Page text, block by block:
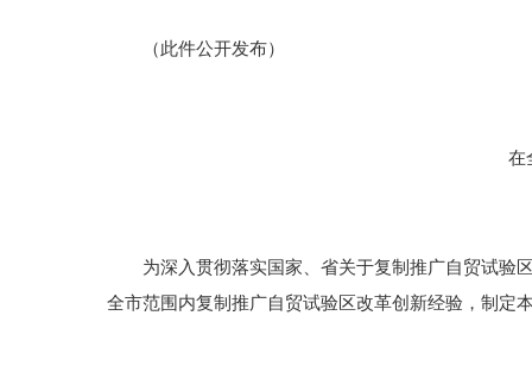
（此件公开发布）
在全
为深入贯彻落实国家、省关于复制推广自贸试验区
全市范围内复制推广自贸试验区改革创新经验，制定